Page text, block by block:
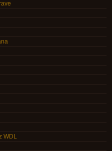
WDL